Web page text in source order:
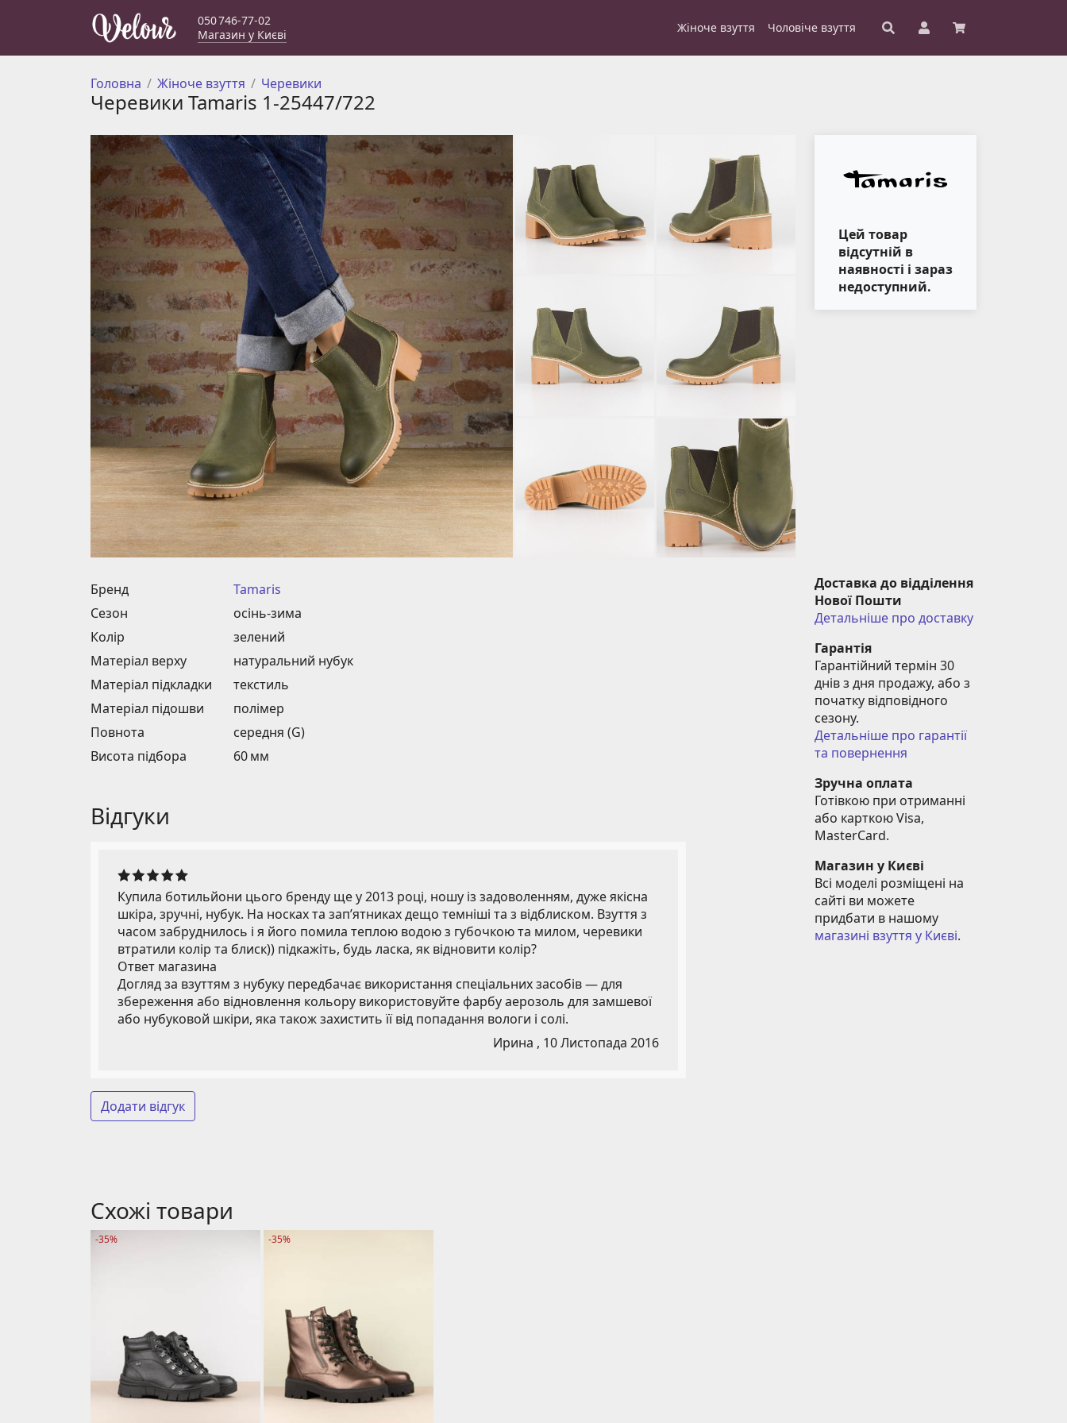
050 746-77-02
Магазин у Києві
Жіноче взуття Чоловіче взуття
Головна Жіноче взуття Черевики
Черевики Tamaris 1-25447/722
Цей товар
відсутній в
наявності і зараз
недоступний.
Бренд
Tamaris
Сезон
осінь-зима
Колір
зелений
Матеріал верху
натуральний нубук
Матеріал підкладки
текстиль
Матеріал підошви
полімер
Повнота
середня (G)
Висота підбора
60 мм
Відгуки
Купила ботильйони цього бренду ще у 2013 році, ношу із задоволенням, дуже якісна
шкіра, зручні, нубук. На носках та зап’ятниках дещо темніші та з відблиском. Взуття з
часом забруднилось і я його помила теплою водою з губочкою та милом, черевики
втратили колір та блиск)) підкажіть, будь ласка, як відновити колір?
Ответ магазина
Догляд за взуттям з нубуку передбачає використання спеціальних засобів — для
збереження або відновлення кольору використовуйте фарбу аерозоль для замшевої
або нубуковой шкіри, яка також захистить її від попадання вологи і солі.
Ирина , 10 Листопада 2016
Додати відгук
Доставка до відділення
Нової Пошти
Детальніше про доставку
Гарантія
Гарантійний термін 30
днів з дня продажу, або з
початку відповідного
сезону.
Детальніше про гарантії
та повернення
Зручна оплата
Готівкою при отриманні
або карткою Visa,
MasterCard.
Магазин у Києві
Всі моделі розміщені на
сайті ви можете
магазині взуття у Києві.
Схожі товари
-35% -35%